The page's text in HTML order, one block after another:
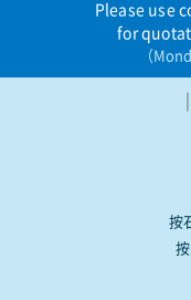
Please use
for
（
按